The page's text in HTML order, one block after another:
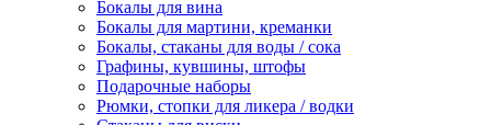
Бокалы для вина
Бокалы для мартини, креманки
Бокалы, стаканы для воды / сока
Графины, кувшины, штофы
Подарочные наборы
Рюмки, стопки для ликера / водки